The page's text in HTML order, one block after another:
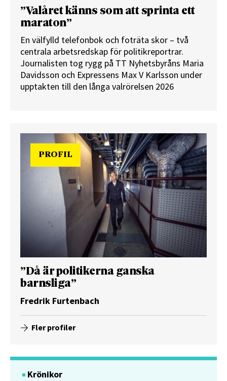
”Valåret känns som att sprinta ett
maraton”
En välfylld telefonbok och foträta skor – två
centrala arbetsredskap för politikreportrar.
Journalisten tog rygg på TT Nyhetsbyråns Maria
Davidsson och Expressens Max V Karlsson under
upptakten till den långa valrörelsen 2026
PROFIL
”Då är politikerna ganska
barnsliga”
Fredrik Furtenbach
Fler profiler
Krönikor